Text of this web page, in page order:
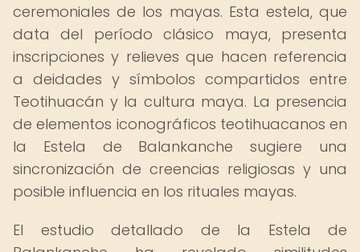
ceremoniales de los mayas. Esta estela, que
data del período clásico maya, presenta
inscripciones y relieves que hacen referencia
a deidades y símbolos compartidos entre
Teotihuacán y la cultura maya. La presencia
de elementos iconográficos teotihuacanos en
la Estela de Balankanche sugiere una
sincronización de creencias religiosas y una
posible influencia en los rituales mayas.
El estudio detallado de la Estela de